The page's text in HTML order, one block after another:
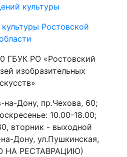
культуры
Ростовской
ГБУК РО «Ростовский
изобразительных
на-Дону, пр.Чехова, 60;
10.00-18.00;
вторник - выходной
Дону, ул.Пушкинская,
НА РЕСТАВРАЦИЮ)